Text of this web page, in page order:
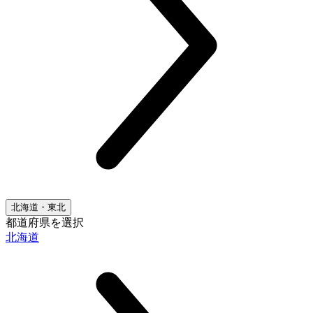
北海道・東北
都道府県を選択
北海道